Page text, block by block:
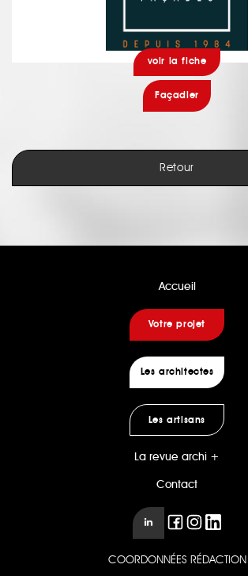
voir la fiche
Façadier
Retour
Accueil
Votre projet
Les architectes
Les artisans
La revue archi +
Contact
COORDONNÉES RÉDACTION